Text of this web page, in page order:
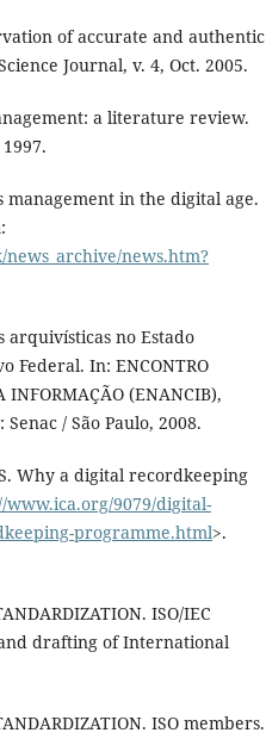
of accurate and authentic
Journal, v. 4, Oct. 2005.
a literature review.
management in the digital age.
news.htm?
arquivísticas no Estado
Federal. In: ENCONTRO
INFORMAÇÃO (ENANCIB),
Senac / São Paulo, 2008.
Why a digital recordkeeping
www.ica.org/9079/digital-
programme.html>.
ISO/IEC
drafting of International
ISO members.